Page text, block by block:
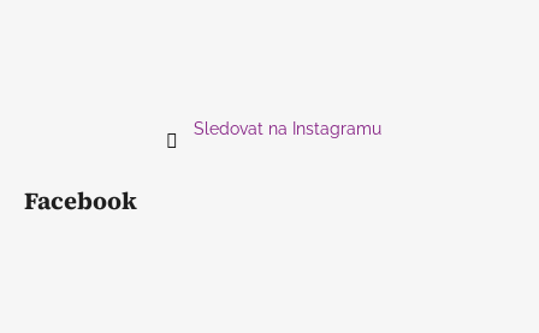
Sledovat na Instagramu
Facebook